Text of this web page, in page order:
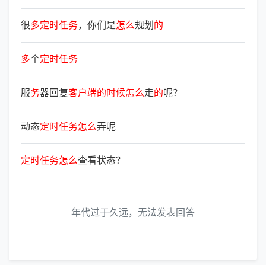
很多定时任务，你们是怎么规划 的
多个定时任务
服务器回复客户端的时候怎么走的呢？
动态定时任务怎么弄呢
定时任务怎么查看状态？
年代过于久远，无法发表回答